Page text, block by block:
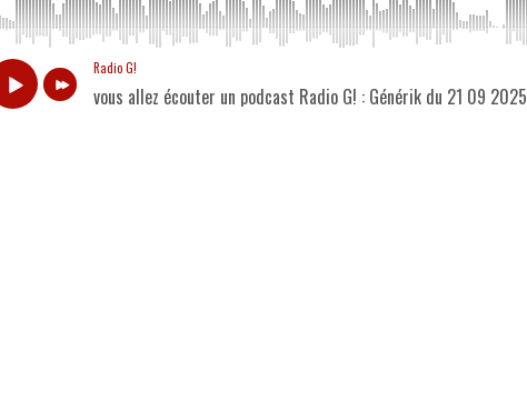
Radio G!
vous allez écouter un podcast Radio G! : Générik du 21 09 2025